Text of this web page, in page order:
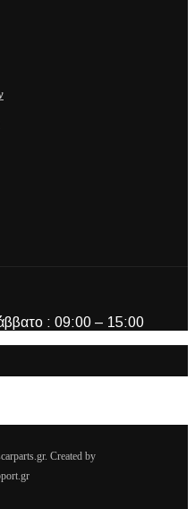
: 09:00 – 15:00
Created by